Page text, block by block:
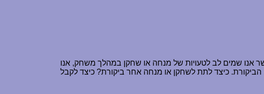
אנו שמים לב לטעויות של מנחה או שחקן במהלך משחק, אנו
הביקורת. כיצד לתת לשחקן או מנחה אחר ביקורת? כיצד לקבל